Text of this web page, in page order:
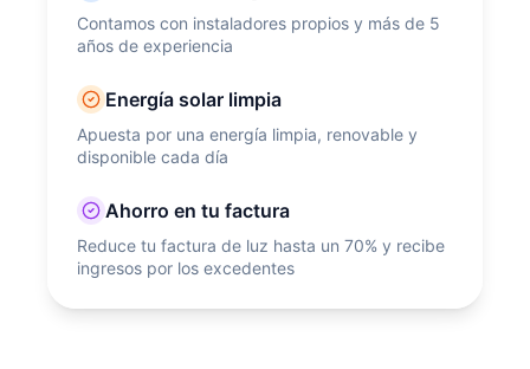
Contamos con instaladores propios y más de 5
años de experiencia
Energía solar limpia
Apuesta por una energía limpia, renovable y
disponible cada día
Ahorro en tu factura
Reduce tu factura de luz hasta un 70% y recibe
ingresos por los excedentes